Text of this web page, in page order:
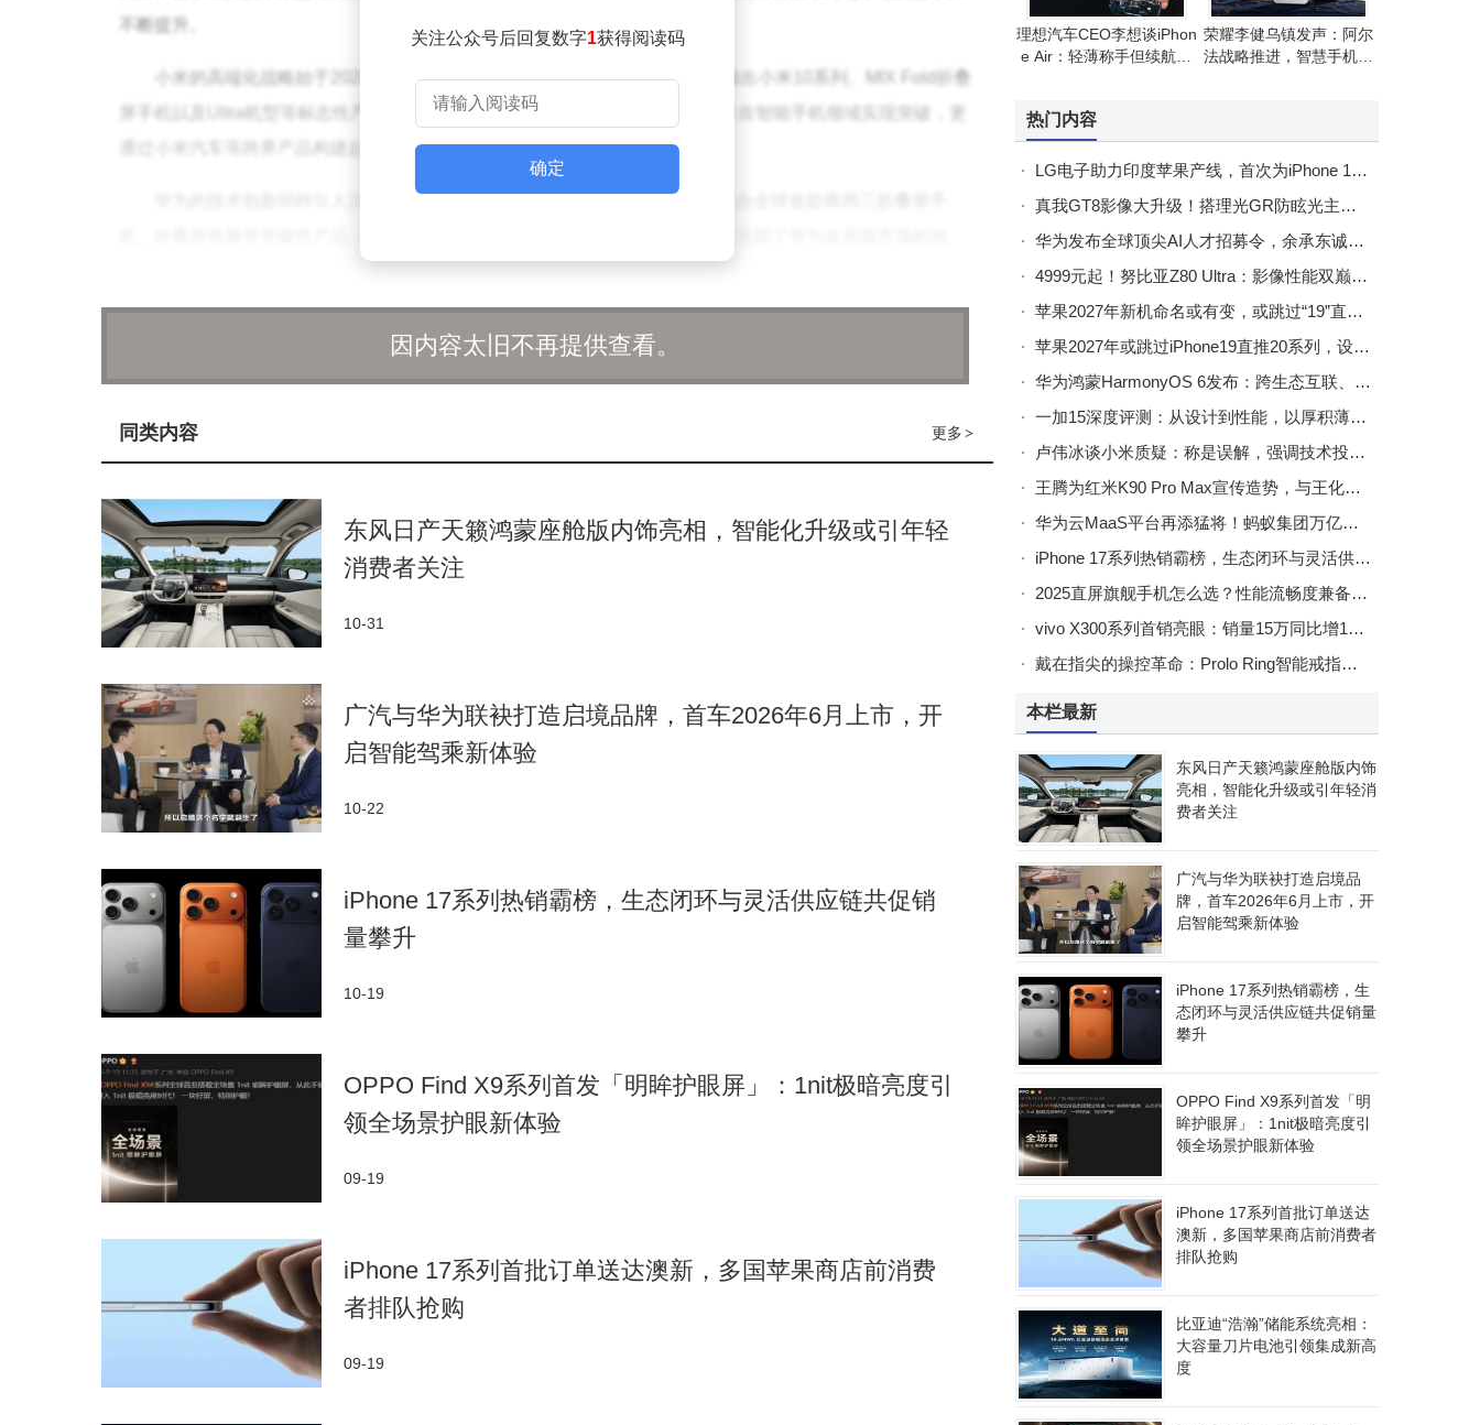
不断提升。
小米的高端化战略始于2020年，当时该公司宣布全面进军高端市场，随后推出小米10系列、MIX Fold折叠
屏手机以及Ultra机型等标志性产品。通过持续的技术创新与生态协同，小米不仅在智能手机领域实现突破，更
通过小米汽车等跨界产品构建起完整的高端生态体系。
端手机市场的竞争将愈发激烈。各品牌在芯片性能、影像系统、折叠技术等领域的创新投入，有望为消费者带
关注公众号后回复数字1获得阅读码
确定
因内容太旧不再提供查看。
更多 >
同类内容
东风日产天籁鸿蒙座舱版内饰亮相，智能化升级或引年轻
消费者关注
10-31
广汽与华为联袂打造启境品牌，首车2026年6月上市，开
启智能驾乘新体验
10-22
iPhone 17系列热销霸榜，生态闭环与灵活供应链共促销
量攀升
10-19
OPPO Find X9系列首发「明眸护眼屏」：1nit极暗亮度引
领全场景护眼新体验
09-19
iPhone 17系列首批订单送达澳新，多国苹果商店前消费
者排队抢购
09-19
理想汽车CEO李想谈iPhon
e Air：轻薄称手但续航有
荣耀李健乌镇发声：阿尔
法战略推进，智慧手机生
热门内容
LG电子助力印度苹果产线，首次为iPhone 17生产提供关键设备
真我GT8影像大升级！搭理光GR防眩光主摄，五大影调+定制模式全配齐
华为发布全球顶尖AI人才招募令，余承东诚邀热爱AI的年轻人共攀高峰
4999元起！努比亚Z80 Ultra：影像性能双巅峰的诚意之作
苹果2027年新机命名或有变，或跳过“19”直接推出“iPhone 20”系列
苹果2027年或跳过iPhone19直推20系列，设计革新纪念初代问世二十周年
华为鸿蒙HarmonyOS 6发布：跨生态互联、安全升级、小艺智能体协同新体验
一加15深度评测：从设计到性能，以厚积薄发之姿引领行业新变革
卢伟冰谈小米质疑：称是误解，强调技术投入，去年已开两家自有工厂
王腾为红米K90 Pro Max宣传造势，与王化评论区互动，真机外观首亮相
华为云MaaS平台再添猛将！蚂蚁集团万亿参数Ling-1T模型上架，专属部署释放强劲能力
iPhone 17系列热销霸榜，生态闭环与灵活供应链共促销量攀升
2025直屏旗舰手机怎么选？性能流畅度兼备的TOP机型排行榜来了
vivo X300系列首销亮眼：销量15万同比增170%，产品经理透露实际量或更高
戴在指尖的操控革命：Prolo Ring智能戒指开启设备控制新体验
本栏最新
东风日产天籁鸿蒙座舱版内饰
亮相，智能化升级或引年轻消
费者关注
广汽与华为联袂打造启境品
牌，首车2026年6月上市，开
启智能驾乘新体验
iPhone 17系列热销霸榜，生
态闭环与灵活供应链共促销量
攀升
OPPO Find X9系列首发「明
眸护眼屏」：1nit极暗亮度引
领全场景护眼新体验
iPhone 17系列首批订单送达
澳新，多国苹果商店前消费者
排队抢购
比亚迪“浩瀚”储能系统亮相：
大容量刀片电池引领集成新高
度